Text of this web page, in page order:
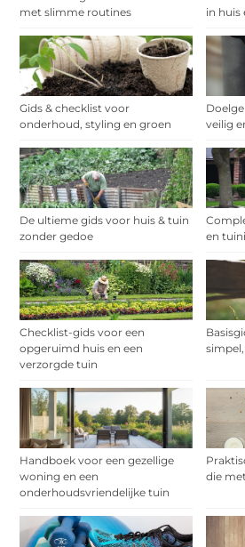
met slimme routines
in huis
Gids & checklist voor
onderhoud, styling en groen
veilig
De ultieme gids voor huis & tuin
zonder gedoe
en
Checklist-gids voor een
opgeruimd huis en een
verzorgde tuin
Handboek voor een gezellige
woning en een
onderhoudsvriendelijke tuin
die